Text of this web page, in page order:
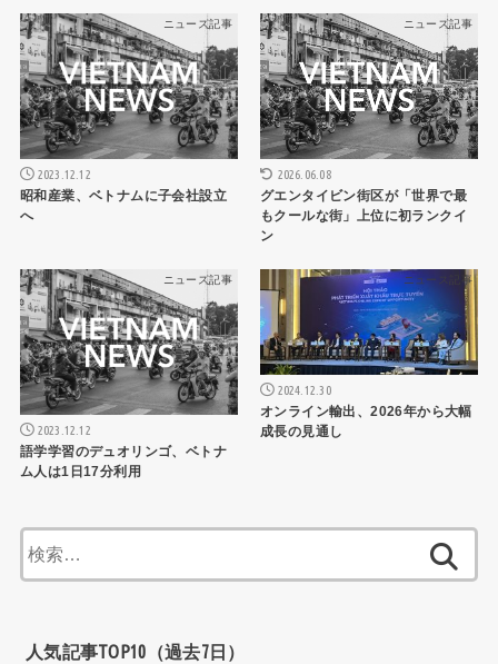
ニュース記事
2023.12.12
昭和産業、ベトナムに子会社設立
へ
ニュース記事
2026.06.08
グエンタイビン街区が「世界で最
もクールな街」上位に初ランクイ
ン
ニュース記事
2023.12.12
語学学習のデュオリンゴ、ベトナ
ム人は1日17分利用
ニュース記事
2024.12.30
オンライン輸出、2026年から大幅
成長の見通し
索:
人気記事TOP10（過去7日）